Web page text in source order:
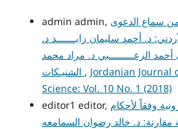
admin admin, من سماع الدعوى
د. أحمد سليمان زايـــــــد د.
الزعـــــــــبي د. مراد محمد
, Jordanian Journal
Science: Vol. 10 No. 1 (2018)
editor1 editor, وفقاً لأحكام